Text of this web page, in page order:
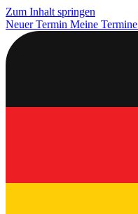
Zum Inhalt springen
Neuer Termin Meine Termine